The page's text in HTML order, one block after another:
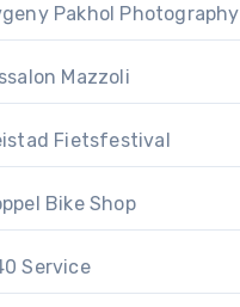
Pakhol Photography
Mazzoli
Fietsfestival
Bike Shop
Service